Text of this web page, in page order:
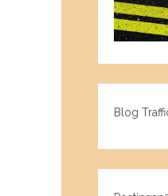
Blog